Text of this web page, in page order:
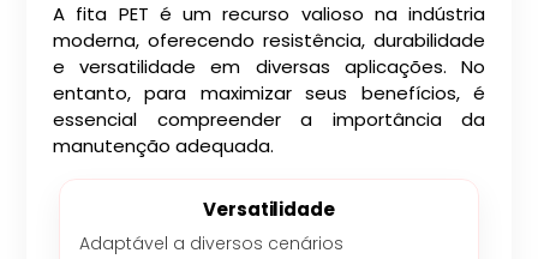
A fita PET é um recurso valioso na indústria
moderna, oferecendo resistência, durabilidade
e versatilidade em diversas aplicações. No
entanto, para maximizar seus benefícios, é
essencial compreender a importância da
manutenção adequada.
Versatilidade
Adaptável a diversos cenários